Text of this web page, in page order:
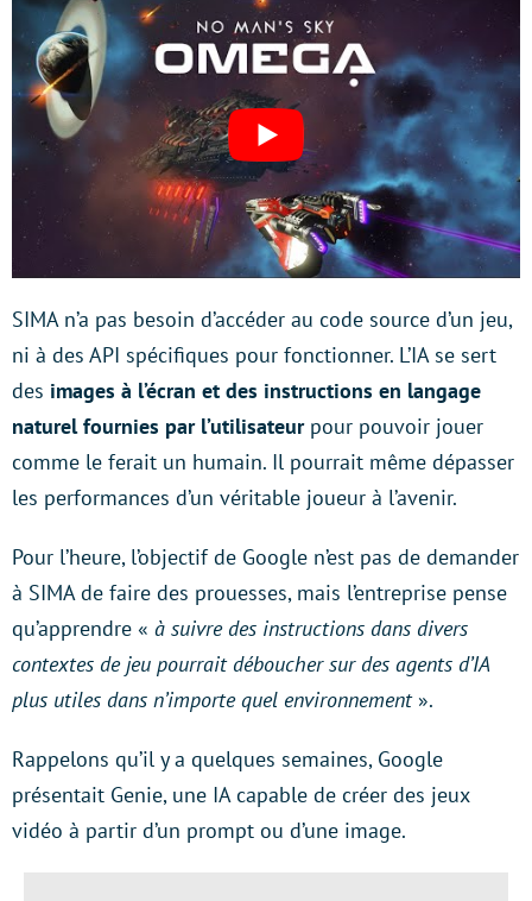
SIMA n’a pas besoin d’accéder au code source d’un jeu,
ni à des API spécifiques pour fonctionner. L’IA se sert
des images à l’écran et des instructions en langage
naturel fournies par l’utilisateurpour pouvoir jouer
comme le ferait un humain. Il pourrait même dépasser
les performances d’un véritable joueur à l’avenir.
Pour l’heure, l’objectif de Google n’est pas de demander
à SIMA de faire des prouesses, mais l’entreprise pense
qu’apprendre « à suivre des instructions dans divers
contextes de jeu pourrait déboucher sur des agents d’IA
plus utiles dans n’importe quel environnement».
Rappelons qu’il y a quelques semaines, Google
présentait Genie, une IA capable de créer des jeux
vidéo à partir d’un prompt ou d’une image.